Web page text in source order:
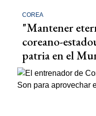
COREA
"Mantener
coreano-
patria en el